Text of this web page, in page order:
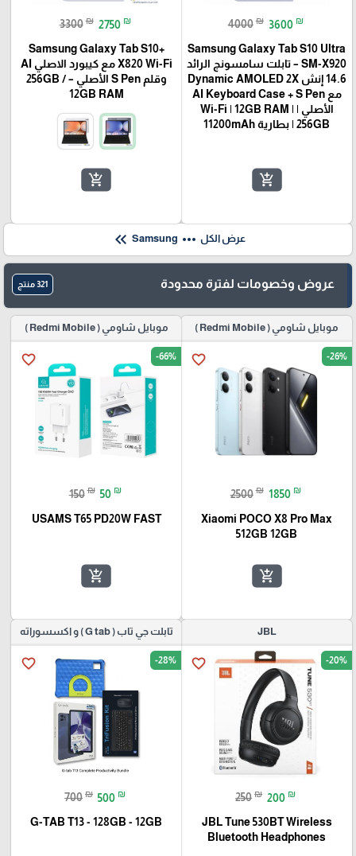
4000 ₪ 3600 ₪
Samsung Galaxy Tab S10 Ultra
SM-X920 – تابلت سامسونج الرائد
14.6 إنش Dynamic AMOLED 2X
مع AI Keyboard Case + S Pen
الأصلي | Wi-Fi | 12GB RAM |
256GB | بطارية 11200mAh
add_shopping_cart
3300 ₪ 2750 ₪
Samsung Galaxy Tab S10+
X820 Wi-Fi مع كيبورد الاصلي AI
وقلم S Pen الأصلي – 256GB /
12GB RAM
add_shopping_cart
عرض الكل more_horiz
keyboard_double_arrow_left
عروض وخصومات لفترة محدودة 321 منتج
موبايل شاومي ( Redmi Mobile )
favorite_border -26%
2500 ₪ 1850 ₪
Xiaomi POCO X8 Pro Max
512GB 12GB
add_shopping_cart
موبايل شاومي ( Redmi Mobile )
favorite_border -66%
150 ₪ 50 ₪
USAMS T65 PD20W FAST
add_shopping_cart
JBL
favorite_border -20%
250 ₪ 200 ₪
JBL Tune 530BT Wireless
Bluetooth Headphones
تابلت جي تاب ( G tab ) و اكسسوراته
favorite_border -28%
700 ₪ 500 ₪
G-TAB T13 - 128GB - 12GB